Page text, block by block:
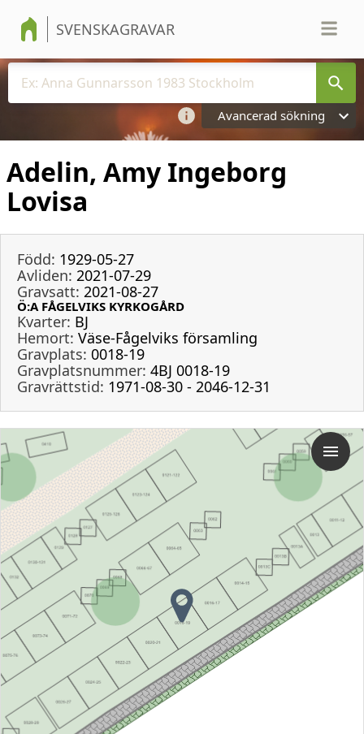
SVENSKAGRAVAR
Avancerad sökning
Adelin, Amy Ingeborg
Lovisa
Född: 1929-05-27
Avliden: 2021-07-29
Gravsatt: 2021-08-27
Ö:A FÅGELVIKS KYRKOGÅRD
Kvarter: BJ
Hemort: Väse-Fågelviks församling
Gravplats: 0018-19
Gravplatsnummer: 4BJ 0018-19
Gravrättstid: 1971-08-30 - 2046-12-31